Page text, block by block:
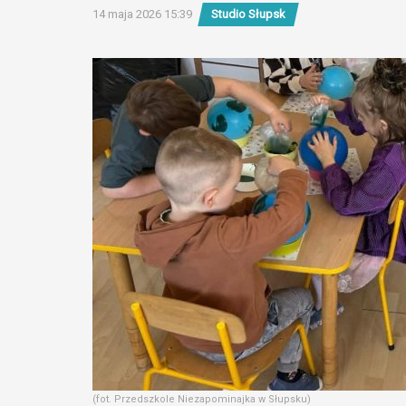
14 maja 2026 15:39 Studio Słupsk
(fot. Przedszkole Niezapominajka w Słupsku)